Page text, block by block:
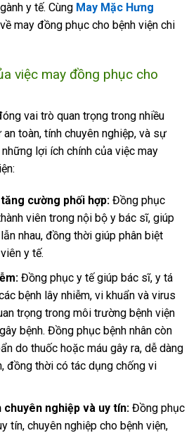
y tế. Cùng May Mặc Hưng
may đồng phục cho bệnh viện chi
việc may đồng phục cho
vai trò quan trọng trong nhiều
toàn, tính chuyên nghiệp, và sự
lợi ích chính của việc may
cường phối hợp:Đồng phục
viên trong nội bộ y bác sĩ, giúp
nhau, đồng thời giúp phân biệt
y tế.
Đồng phục y tế giúp bác sĩ, y tá
bệnh lây nhiễm, vi khuẩn và virus
trọng trong môi trường bệnh viện
bệnh. Đồng phục bệnh nhân còn
do thuốc hoặc máu gây ra, dễ dàng
đồng thời có tác dụng chống vi
chuyên nghiệp và uy tín:Đồng phục
tín, chuyên nghiệp cho bệnh viện,